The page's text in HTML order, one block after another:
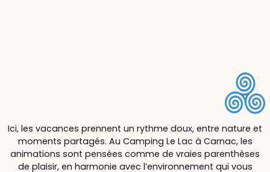
Ici, les vacances prennent un rythme doux, entre nature et
moments partagés. Au Camping Le Lac à Carnac, les
animations sont pensées comme de vraies parenthèses
de plaisir, en harmonie avec l’environnement qui vous